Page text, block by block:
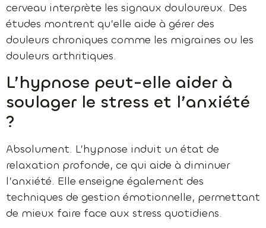
cerveau interprète les signaux douloureux. Des
études montrent qu’elle aide à gérer des
douleurs chroniques comme les migraines ou les
douleurs arthritiques.
L’hypnose peut-elle aider à
soulager le stress et l’anxiété
?
Absolument. L’hypnose induit un état de
relaxation profonde, ce qui aide à diminuer
l’anxiété. Elle enseigne également des
techniques de gestion émotionnelle, permettant
de mieux faire face aux stress quotidiens.